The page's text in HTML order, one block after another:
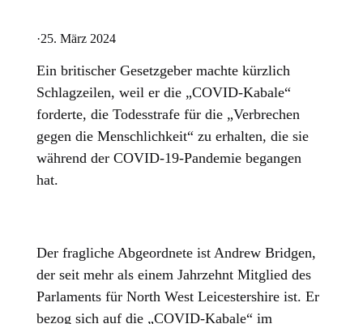
·25. März 2024
Ein britischer Gesetzgeber machte kürzlich
Schlagzeilen, weil er die „COVID-Kabale“
forderte, die Todesstrafe für die „Verbrechen
gegen die Menschlichkeit“ zu erhalten, die sie
während der COVID-19-Pandemie begangen
hat.
Der fragliche Abgeordnete ist Andrew Bridgen,
der seit mehr als einem Jahrzehnt Mitglied des
Parlaments für North West Leicestershire ist. Er
bezog sich auf die „COVID-Kabale“ im